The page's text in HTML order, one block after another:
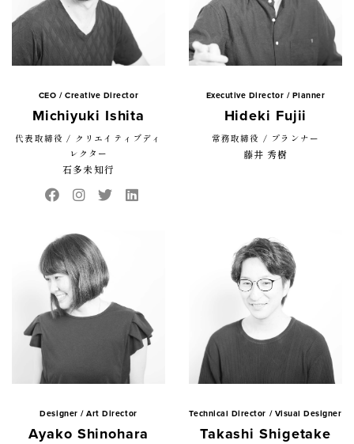
CEO / Creative Director
Michiyuki Ishita
代表取締役 / クリエイティブディ
レクター
石多未知行
Executive Director / Planner
Hideki Fujii
常務取締役 / プランナー
藤井 秀樹
Designer / Art Director
Ayako Shinohara
Technical Director / Visual Designer
Takashi Shigetake